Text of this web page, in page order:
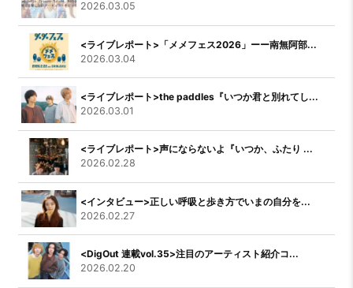
2026.03.05
<ライブレポート>「メメフェス2026」ーー南無阿部...
2026.03.04
<ライブレポート>the paddles『いつか君と別れてし...
2026.03.01
<ライブレポート>声にならないよ『いつか、ふたり ...
2026.02.28
<インタビュー>正しい呼吸と歩き方でいまの自分を...
2026.02.27
<DigOut 連載vol.35>注目のアーティスト紹介コ...
2026.02.20